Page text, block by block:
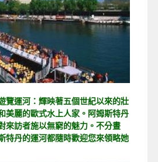
運河：輝映著五個世紀以來的壯
美麗的歐式水上人家。阿姆斯特丹
來訪者施以無窮的魅力。不分晝
特丹的運河都隨時歡迎您來領略她